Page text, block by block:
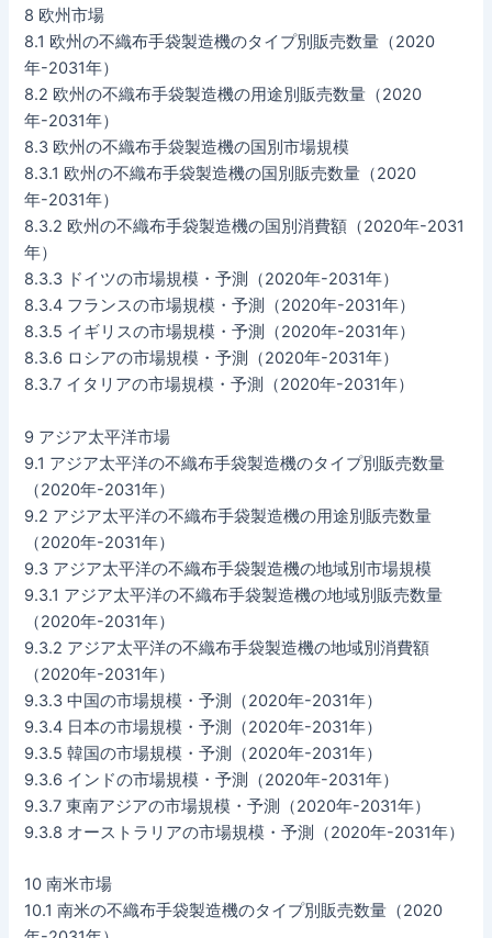
8 欧州市場
8.1 欧州の不織布手袋製造機のタイプ別販売数量（2020
年-2031年）
8.2 欧州の不織布手袋製造機の用途別販売数量（2020
年-2031年）
8.3 欧州の不織布手袋製造機の国別市場規模
8.3.1 欧州の不織布手袋製造機の国別販売数量（2020
年-2031年）
8.3.2 欧州の不織布手袋製造機の国別消費額（2020年-2031
年）
8.3.3 ドイツの市場規模・予測（2020年-2031年）
8.3.4 フランスの市場規模・予測（2020年-2031年）
8.3.5 イギリスの市場規模・予測（2020年-2031年）
8.3.6 ロシアの市場規模・予測（2020年-2031年）
8.3.7 イタリアの市場規模・予測（2020年-2031年）
9 アジア太平洋市場
9.1 アジア太平洋の不織布手袋製造機のタイプ別販売数量
（2020年-2031年）
9.2 アジア太平洋の不織布手袋製造機の用途別販売数量
（2020年-2031年）
9.3 アジア太平洋の不織布手袋製造機の地域別市場規模
9.3.1 アジア太平洋の不織布手袋製造機の地域別販売数量
（2020年-2031年）
9.3.2 アジア太平洋の不織布手袋製造機の地域別消費額
（2020年-2031年）
9.3.3 中国の市場規模・予測（2020年-2031年）
9.3.4 日本の市場規模・予測（2020年-2031年）
9.3.5 韓国の市場規模・予測（2020年-2031年）
9.3.6 インドの市場規模・予測（2020年-2031年）
9.3.7 東南アジアの市場規模・予測（2020年-2031年）
9.3.8 オーストラリアの市場規模・予測（2020年-2031年）
10 南米市場
10.1 南米の不織布手袋製造機のタイプ別販売数量（2020